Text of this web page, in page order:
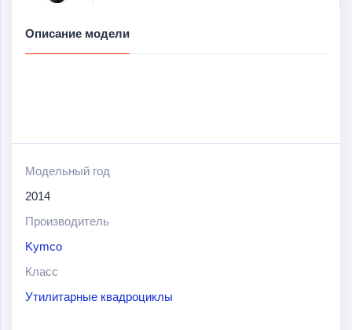
Описание модели
Модельный год
2014
Производитель
Kymco
Класс
Утилитарные квадроциклы